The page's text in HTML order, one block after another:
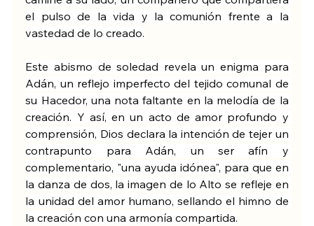
el pulso de la vida y la comunión frente a la
vastedad de lo creado.
Este abismo de soledad revela un enigma para
Adán, un reflejo imperfecto del tejido comunal de
su Hacedor, una nota faltante en la melodía de la
creación. Y así, en un acto de amor profundo y
comprensión, Dios declara la intención de tejer un
contrapunto para Adán, un ser afín y
complementario, "una ayuda idónea", para que en
la danza de dos, la imagen de lo Alto se refleje en
la unidad del amor humano, sellando el himno de
la creación con una armonía compartida.